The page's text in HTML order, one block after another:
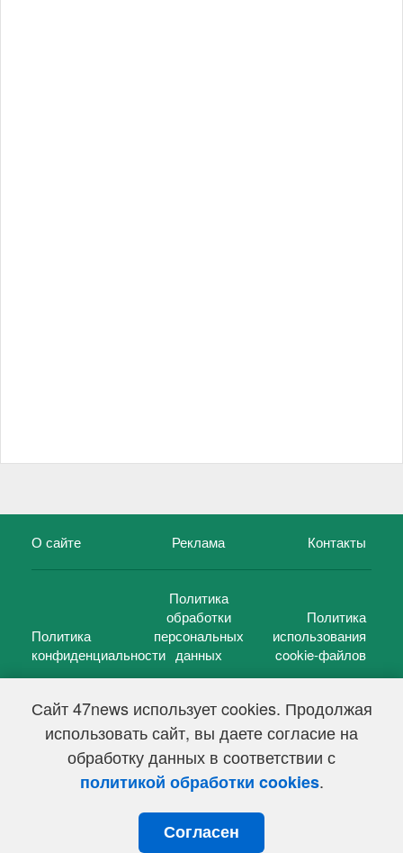
Сайт 47news использует cookies. Продолжая
использовать сайт, вы даете согласие на
обработку данных в соответствии с
политикой обработки cookies.
Согласен
О сайте Реклама Контакты
Политика
конфиденциальности
Политика
обработки
персональных
данных
Политика
использования
cookie-файлов
47 новостей (47 news)2005 — 2026 г.
Свидетельство о регистрации СМИ Эл № ФС 77-39848, выдано
Федеральной службой по надзору в сфере связи,
информационных технологий и массовых коммуникаций